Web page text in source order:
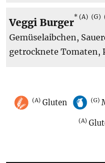
Veggi Burger A G
Gemüselaibchen,
getrocknete Tomaten,
A Gluten G
A